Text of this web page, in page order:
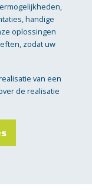
handige
oplossingen
zodat uw
van een
de realisatie